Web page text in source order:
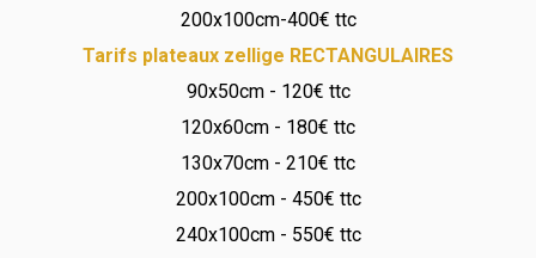
200x100cm-400€ ttc
Tarifs plateaux zellige RECTANGULAIRES
90x50cm - 120€ ttc
120x60cm - 180€ ttc
130x70cm - 210€ ttc
200x100cm - 450€ ttc
240x100cm - 550€ ttc